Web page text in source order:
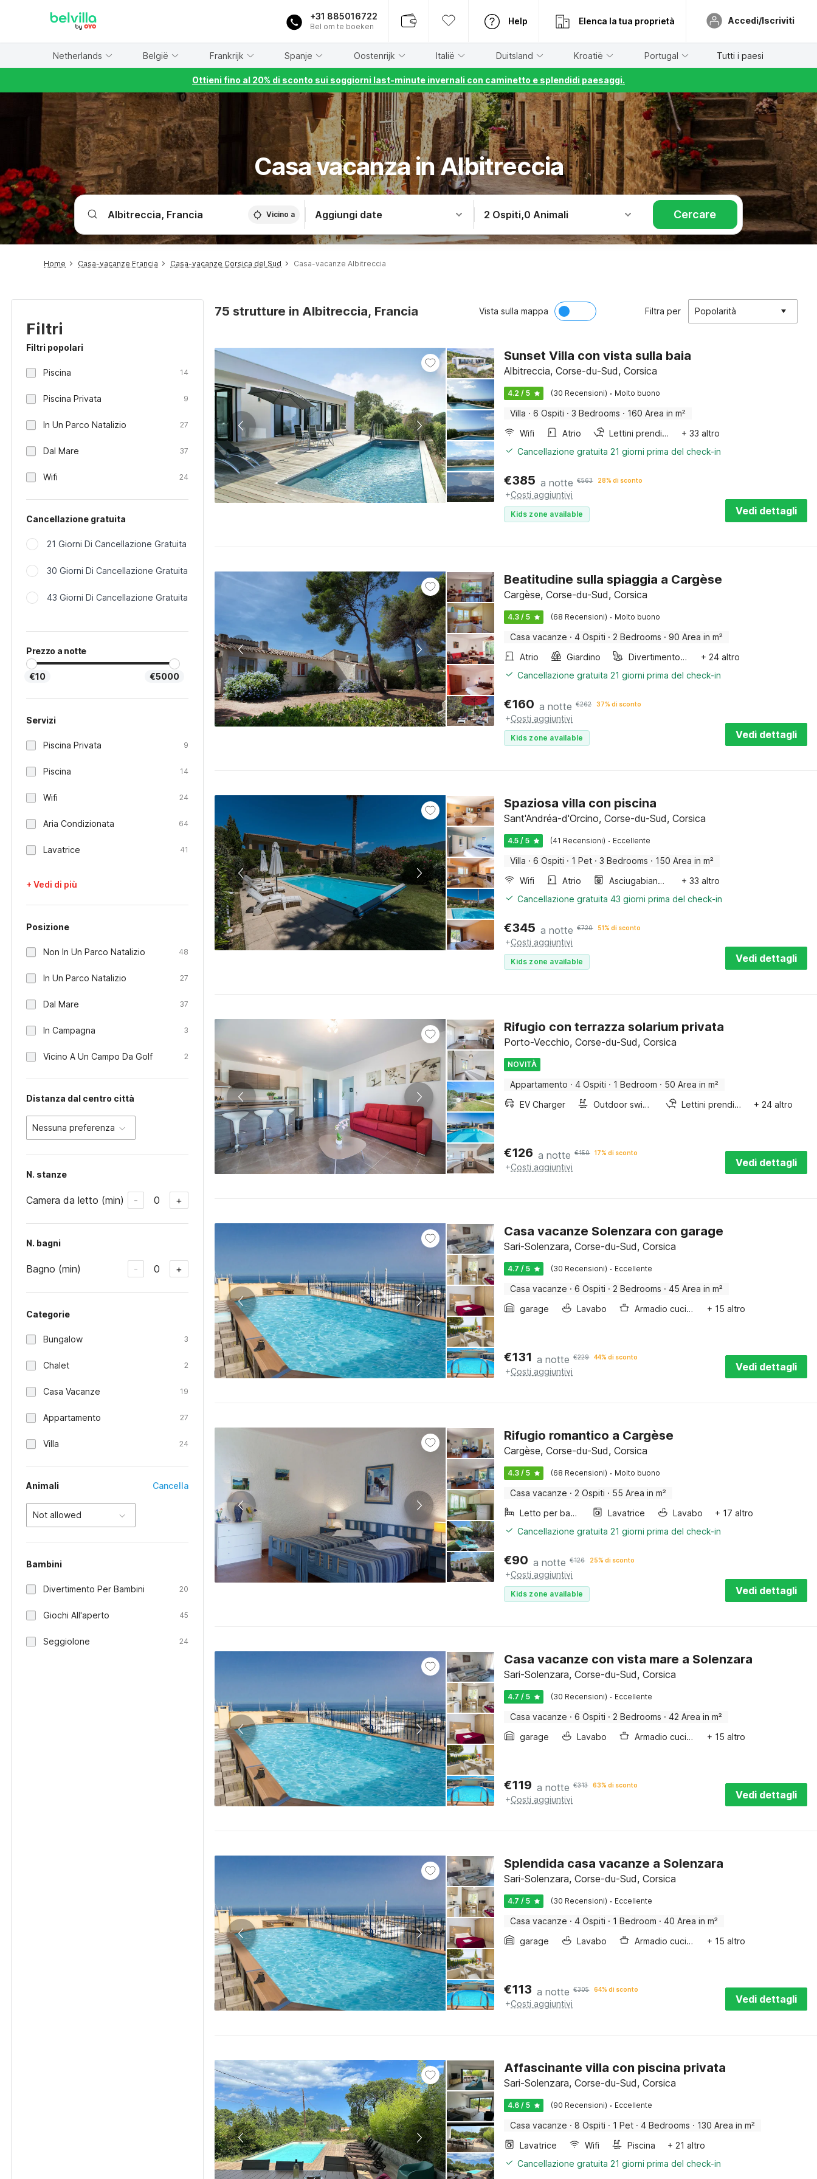
+31 885016722
Bel om te boeken
Help Elenca la tua proprietà Accedi/Iscriviti
Netherlands België Frankrijk Spanje Oostenrijk Italië Duitsland Kroatië Portugal Tutti i paesi
Ottieni fino al 20% di sconto sui soggiorni last-minute invernali con caminetto e splendidi paesaggi.
Casa vacanza in Albitreccia
Vicino a Aggiungi date 2 Ospiti,0 Animali Cercare
Home Casa-vacanze Francia Casa-vacanze Corsica del Sud Casa-vacanze Albitreccia
Filtri
Filtri popolari
Piscina 14
Piscina Privata 9
In Un Parco Natalizio 27
Dal Mare 37
Wifi 24
Cancellazione gratuita
21 Giorni Di Cancellazione Gratuita
30 Giorni Di Cancellazione Gratuita
43 Giorni Di Cancellazione Gratuita
Prezzo a notte
€10 €5000
Servizi
Piscina Privata 9
Piscina 14
Wifi 24
Aria Condizionata 64
Lavatrice 41
+ Vedi di più
Posizione
Non In Un Parco Natalizio 48
In Un Parco Natalizio 27
Dal Mare 37
In Campagna 3
Vicino A Un Campo Da Golf 2
Distanza dal centro città
Nessuna preferenza
N. stanze
Camera da letto (min) - 0 +
N. bagni
Bagno (min) - 0 +
Categorie
Bungalow 3
Chalet 2
Casa Vacanze 19
Appartamento 27
Villa 24
Animali Cancella
Not allowed
Bambini
Divertimento Per Bambini 20
Giochi All'aperto 45
Seggiolone 24
75 strutture in Albitreccia, Francia Vista sulla mappa Filtra per Popolarità
Sunset Villa con vista sulla baia
Albitreccia, Corse-du-Sud, Corsica
4.2 / 5 (30 Recensioni) · Molto buono
Villa · 6 Ospiti · 3 Bedrooms · 160 Area in m²
Wifi
Atrio Lettini prendisole
+ 33 altro
Cancellazione gratuita 21 giorni prima del check-in
€385 a notte €563 28% di sconto
+Costi aggiuntivi
Kids zone available Vedi dettagli
Beatitudine sulla spiaggia a Cargèse
Cargèse, Corse-du-Sud, Corsica
4.3 / 5 (68 Recensioni) · Molto buono
Casa vacanze · 4 Ospiti · 2 Bedrooms · 90 Area in m²
Atrio
Giardino Divertimento per bambini
+ 24 altro
Cancellazione gratuita 21 giorni prima del check-in
€160 a notte €262 37% di sconto
+Costi aggiuntivi
Kids zone available Vedi dettagli
Spaziosa villa con piscina
Sant'Andréa-d'Orcino, Corse-du-Sud, Corsica
4.5 / 5 (41 Recensioni) · Eccellente
Villa · 6 Ospiti · 1 Pet · 3 Bedrooms · 150 Area in m²
Wifi
Atrio Asciugabiancheria
+ 33 altro
Cancellazione gratuita 43 giorni prima del check-in
€345 a notte €720 51% di sconto
+Costi aggiuntivi
Kids zone available Vedi dettagli
Rifugio con terrazza solarium privata
Porto-Vecchio, Corse-du-Sud, Corsica
NOVITÀ
Appartamento · 4 Ospiti · 1 Bedroom · 50 Area in m²
EV Charger
Outdoor swimming pool Lettini prendisole + 24 altro
€126 a notte €150 17% di sconto
+Costi aggiuntivi Vedi dettagli
Casa vacanze Solenzara con garage
Sari-Solenzara, Corse-du-Sud, Corsica
4.7 / 5 (30 Recensioni) · Eccellente
Casa vacanze · 6 Ospiti · 2 Bedrooms · 45 Area in m²
garage
Lavabo Armadio cucina + 15 altro
€131 a notte €229 44% di sconto
+Costi aggiuntivi Vedi dettagli
Rifugio romantico a Cargèse
Cargèse, Corse-du-Sud, Corsica
4.3 / 5 (68 Recensioni) · Molto buono
Casa vacanze · 2 Ospiti · 55 Area in m²
Letto per bambini
Lavatrice Lavabo
+ 17 altro
Cancellazione gratuita 21 giorni prima del check-in
€90 a notte €126 25% di sconto
+Costi aggiuntivi
Kids zone available Vedi dettagli
Casa vacanze con vista mare a Solenzara
Sari-Solenzara, Corse-du-Sud, Corsica
4.7 / 5 (30 Recensioni) · Eccellente
Casa vacanze · 6 Ospiti · 2 Bedrooms · 42 Area in m²
garage
Lavabo Armadio cucina + 15 altro
€119 a notte €313 63% di sconto
+Costi aggiuntivi Vedi dettagli
Splendida casa vacanze a Solenzara
Sari-Solenzara, Corse-du-Sud, Corsica
4.7 / 5 (30 Recensioni) · Eccellente
Casa vacanze · 4 Ospiti · 1 Bedroom · 40 Area in m²
garage
Lavabo Armadio cucina + 15 altro
€113 a notte €305 64% di sconto
+Costi aggiuntivi Vedi dettagli
Affascinante villa con piscina privata
Sari-Solenzara, Corse-du-Sud, Corsica
4.6 / 5 (90 Recensioni) · Eccellente
Casa vacanze · 8 Ospiti · 1 Pet · 4 Bedrooms · 130 Area in m²
Lavatrice
Wifi Piscina
+ 21 altro
Cancellazione gratuita 21 giorni prima del check-in